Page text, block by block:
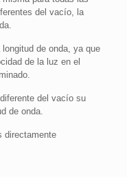
del vacío, la
de onda, ya que
de la luz en el
del vacío su
de onda.
directamente